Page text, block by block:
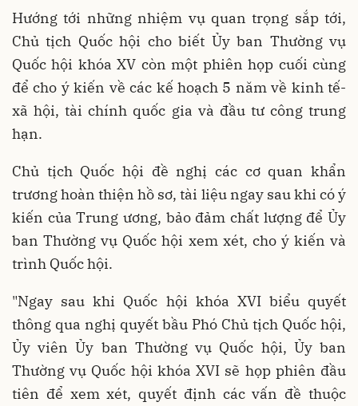
Hướng tới những nhiệm vụ quan trọng sắp tới,
Chủ tịch Quốc hội cho biết Ủy ban Thường vụ
Quốc hội khóa XV còn một phiên họp cuối cùng
để cho ý kiến về các kế hoạch 5 năm về kinh tế-
xã hội, tài chính quốc gia và đầu tư công trung
hạn.
Chủ tịch Quốc hội đề nghị các cơ quan khẩn
trương hoàn thiện hồ sơ, tài liệu ngay sau khi có ý
kiến của Trung ương, bảo đảm chất lượng để Ủy
ban Thường vụ Quốc hội xem xét, cho ý kiến và
trình Quốc hội.
"Ngay sau khi Quốc hội khóa XVI biểu quyết
thông qua nghị quyết bầu Phó Chủ tịch Quốc hội,
Ủy viên Ủy ban Thường vụ Quốc hội, Ủy ban
Thường vụ Quốc hội khóa XVI sẽ họp phiên đầu
tiên để xem xét, quyết định các vấn đề thuộc